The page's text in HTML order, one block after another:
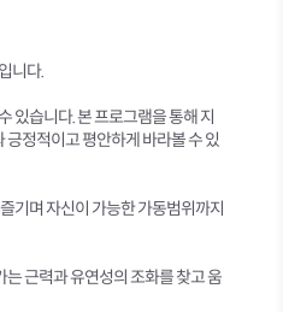
니다.
있습니다. 본 프로그램을 통해 지
긍정적이고 평안하게 바라볼 수 있
기며 자신이 가능한 가동범위까지
근력과 유연성의 조화를 찾고 움